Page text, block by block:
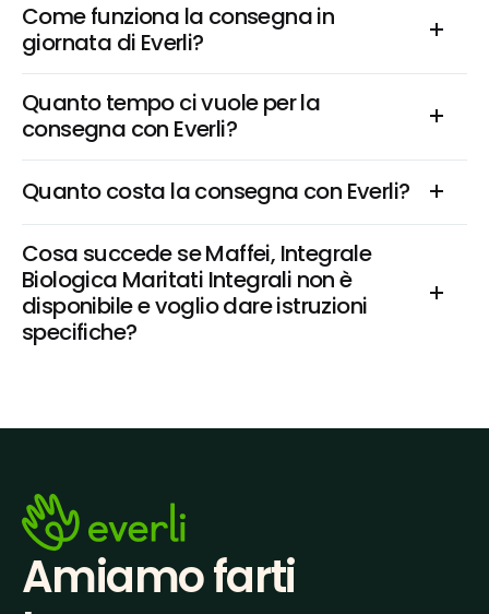
Come funziona la consegna in
giornata di Everli?
Quanto tempo ci vuole per la
consegna con Everli?
Quanto costa la consegna con Everli?
Cosa succede se Maffei, Integrale
Biologica Maritati Integrali non è
disponibile e voglio dare istruzioni
specifiche?
Amiamo farti